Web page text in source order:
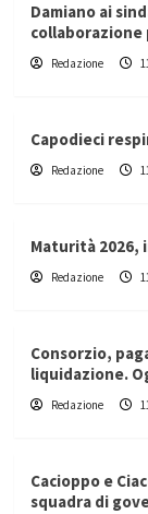
Damiano ai
collaborazione
Redazione
Capodieci
Redazione
Maturità 2026,
Redazione
Consorzio,
liquidazione.
Redazione
Cacioppo e
squadra di